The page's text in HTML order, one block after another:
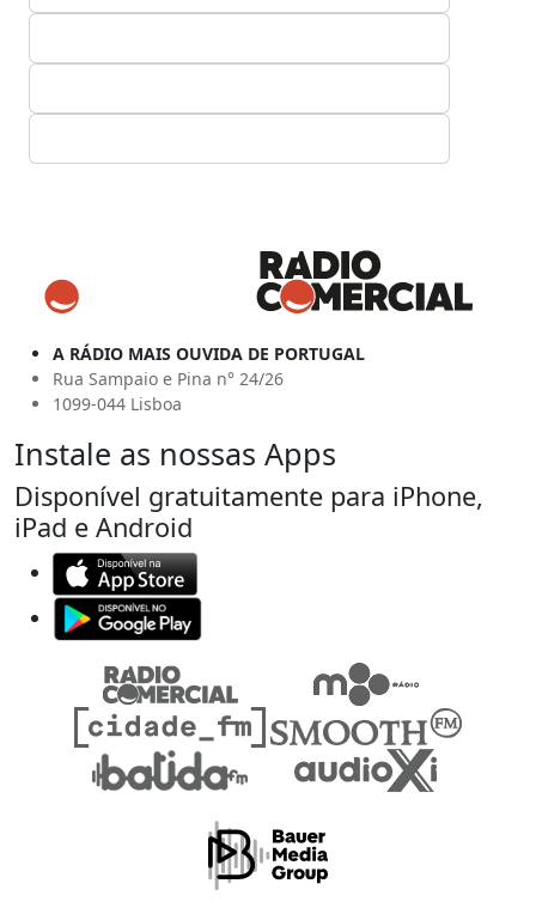
A RÁDIO MAIS OUVIDA DE PORTUGAL
Rua Sampaio e Pina n° 24/26
1099-044 Lisboa
Instale as nossas Apps
Disponível gratuitamente para iPhone,
iPad e Android